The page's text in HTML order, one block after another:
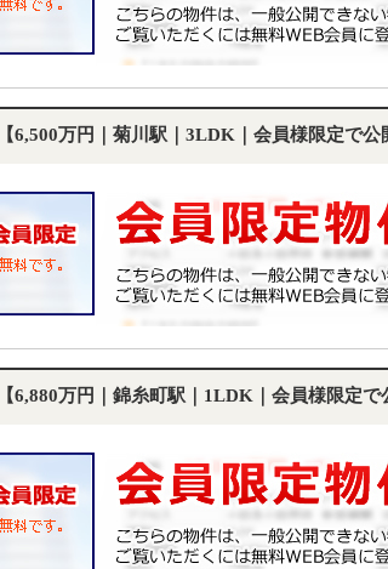
【6,500万円｜菊川駅｜3LDK｜会員様限定で公
【6,880万円｜錦糸町駅｜1LDK｜会員様限定で